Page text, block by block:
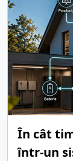
În cât
într-un